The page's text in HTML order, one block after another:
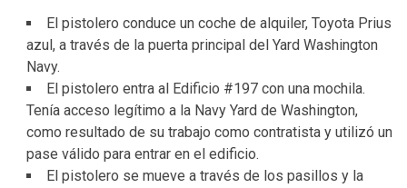
El pistolero conduce un coche de alquiler, Toyota Prius
azul, a través de la puerta principal del Yard Washington
Navy.
El pistolero entra al Edificio #197 con una mochila.
Tenía acceso legítimo a la Navy Yard de Washington,
como resultado de su trabajo como contratista y utilizó un
pase válido para entrar en el edificio.
El pistolero se mueve a través de los pasillos y la